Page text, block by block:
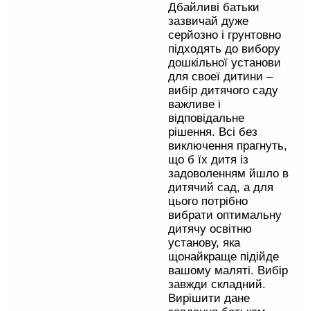
Дбайливі батьки
зазвичай дуже
серйозно і грунтовно
підходять до вибору
дошкільної установи
для своеї дитини –
вибір дитячого саду
важливе і
відповідальне
рішення. Всі без
виключення прагнуть,
що б їх дитя із
задоволенням йшло в
дитячий сад, а для
цього потрібно
вибрати оптимальну
дитячу освітню
установу, яка
щонайкраще підійде
вашому маляті. Вибір
завжди складний.
Вирішити дане